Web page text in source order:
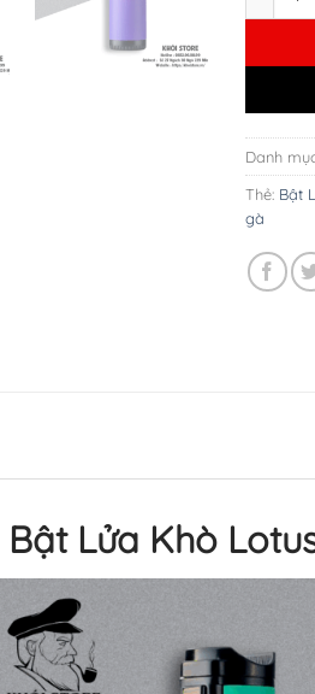
Danh
Thẻ: Bật
gà
Bật Lửa Khò